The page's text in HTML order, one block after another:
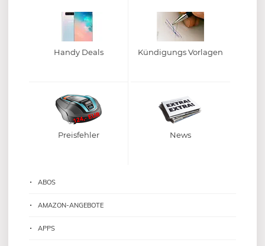
Handy Deals Kündigungs Vorlagen
Preisfehler News
ABOS
AMAZON-ANGEBOTE
APPS